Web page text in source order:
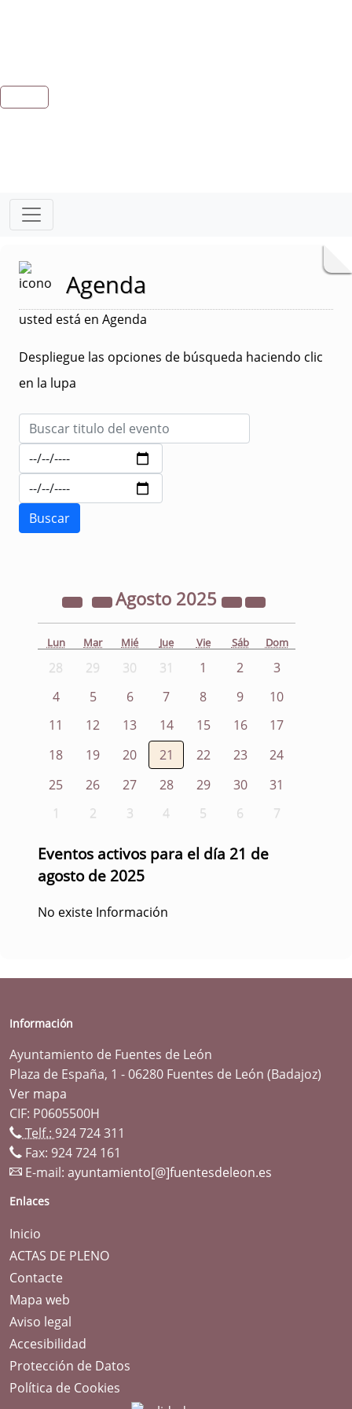
Agenda
usted está en Agenda
Despliegue las opciones de búsqueda haciendo clic
en la lupa
Agosto 2025
Lun Mar Mié Jue Vie Sáb Dom
28 29 30 31 1 2
3
4
5 6 7 8 9
10
11
12 13 14 15 16
17
18
19 20 21 22 23
24
25
26 27 28 29 30
31
1
2 3 4 5 6 7
Eventos activos para el día 21 de
agosto de 2025
No existe Información
Información
Ayuntamiento de Fuentes de León
Plaza de España, 1 - 06280 Fuentes de León (Badajoz)
Ver mapa
CIF: P0605500H
Telf.: 924 724 311
Fax: 924 724 161
E-mail: ayuntamiento[@]fuentesdeleon.es
Enlaces
Inicio
ACTAS DE PLENO
Contacte
Mapa web
Aviso legal
Accesibilidad
Protección de Datos
Política de Cookies